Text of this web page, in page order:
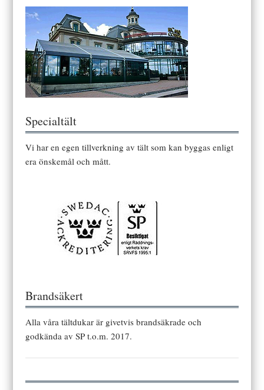
Specialtält
Vi har en egen tillverkning av tält som kan byggas enligt
era önskemål och mått.
Brandsäkert
Alla våra tältdukar är givetvis brandsäkrade och
godkända av SP t.o.m. 2017.